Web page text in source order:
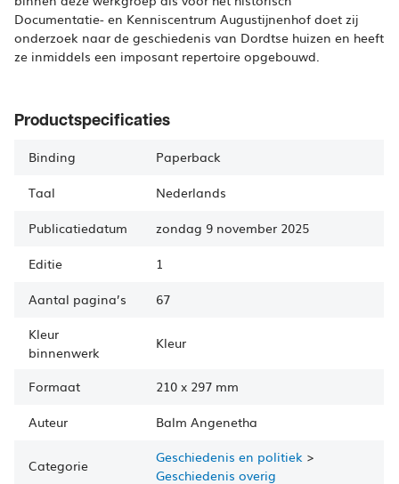
Documentatie- en Kenniscentrum Augustijnenhof doet zij
onderzoek naar de geschiedenis van Dordtse huizen en heeft
ze inmiddels een imposant repertoire opgebouwd.
Productspecificaties
Binding
Paperback
Taal
Nederlands
Publicatiedatum
zondag 9 november 2025
Editie
1
Aantal pagina’s
67
Kleur
binnenwerk
Kleur
Formaat 210 x 297 mm
Auteur
Balm Angenetha
Categorie Geschiedenis en politiek >
Geschiedenis overig